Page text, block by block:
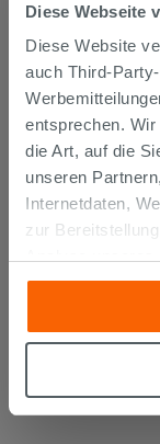
Diese Webseite
Diese Website
auch Third-
entsprechen.
die Art, auf die
unseren
Internetdaten,
zur
anderen
die sie aufgrund
gesammelt
möchten oder
Zustimmung
6,99